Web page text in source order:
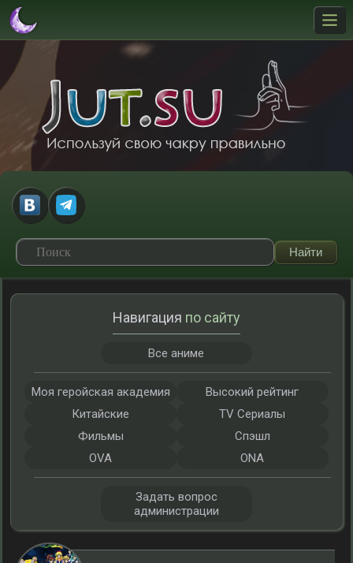
Навигация по сайту
Все аниме
Моя геройская академия
Высокий рейтинг
Китайские
TV Сериалы
Фильмы
Спэшл
OVA
ONA
Задать вопрос
администрации